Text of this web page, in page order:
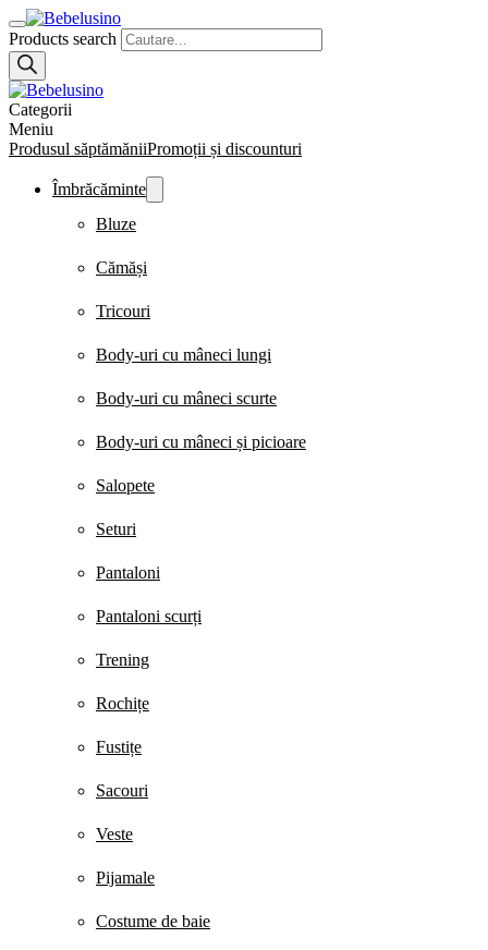
Products search
Categorii
Meniu
Produsul săptămăniiPromoții și discounturi
Îmbrăcăminte
Bluze
Cămăși
Tricouri
Body-uri cu mâneci lungi
Body-uri cu mâneci scurte
Body-uri cu mâneci și picioare
Salopete
Seturi
Pantaloni
Pantaloni scurți
Trening
Rochițe
Fustițe
Sacouri
Veste
Pijamale
Costume de baie